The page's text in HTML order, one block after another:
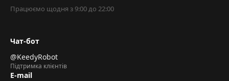
Працюємо щодня з 9:00 до 22:00
Чат-бот
@KeedyRobot
Підтримка клієнтів
E-mail